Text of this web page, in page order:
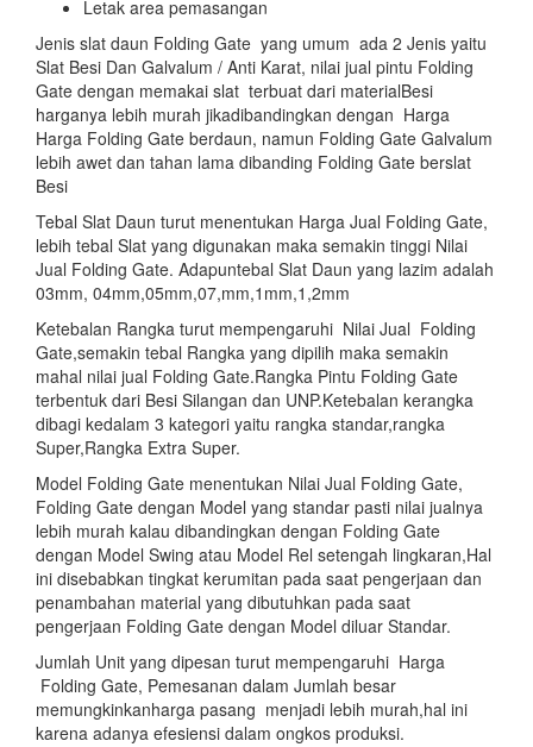
Letak area pemasangan
Jenis slat daun Folding Gate yang umum ada 2 Jenis yaitu
Slat Besi Dan Galvalum / Anti Karat, nilai jual pintu Folding
Gate dengan memakai slat terbuat dari materialBesi
harganya lebih murah jikadibandingkan dengan Harga
Harga Folding Gate berdaun, namun Folding Gate Galvalum
lebih awet dan tahan lama dibanding Folding Gate berslat
Besi
Tebal Slat Daun turut menentukan Harga Jual Folding Gate,
lebih tebal Slat yang digunakan maka semakin tinggi Nilai
Jual Folding Gate. Adapuntebal Slat Daun yang lazim adalah
03mm, 04mm,05mm,07,mm,1mm,1,2mm
Ketebalan Rangka turut mempengaruhi Nilai Jual Folding
Gate,semakin tebal Rangka yang dipilih maka semakin
mahal nilai jual Folding Gate.Rangka Pintu Folding Gate
terbentuk dari Besi Silangan dan UNP.Ketebalan kerangka
dibagi kedalam 3 kategori yaitu rangka standar,rangka
Super,Rangka Extra Super.
Model Folding Gate menentukan Nilai Jual Folding Gate,
Folding Gate dengan Model yang standar pasti nilai jualnya
lebih murah kalau dibandingkan dengan Folding Gate
dengan Model Swing atau Model Rel setengah lingkaran,Hal
ini disebabkan tingkat kerumitan pada saat pengerjaan dan
penambahan material yang dibutuhkan pada saat
pengerjaan Folding Gate dengan Model diluar Standar.
Jumlah Unit yang dipesan turut mempengaruhi Harga
Folding Gate, Pemesanan dalam Jumlah besar
memungkinkanharga pasang menjadi lebih murah,hal ini
karena adanya efesiensi dalam ongkos produksi.